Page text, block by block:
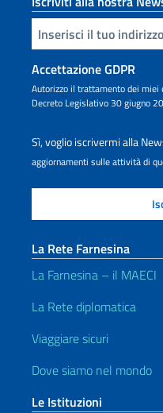
Inserisci la tua email
Accettazione GDPR
Autorizzo il trattamento dei miei
Decreto Legislativo 30 giugno
Sì, voglio iscrivermi alla
aggiornamenti sulle attività di
La Rete Farnesina
La Farnesina – il MAECI
La Rete diplomatica
Viaggiare sicuri
Dove siamo nel mondo
Le Istituzioni